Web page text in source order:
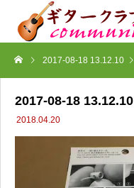
2017-08-18 13.12.10
2017-08-18 13.12.10
2018.04.20